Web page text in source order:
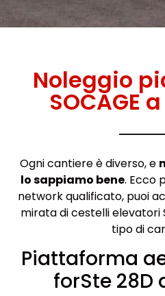
Noleggio
SOCAGE
Ogni cantiere è diverso, e
lo sappiamo bene. Ecco
network qualificato, puoi
mirata di cestelli elevatori
tipo di
Piattaforma
forSte 28D